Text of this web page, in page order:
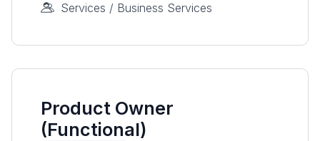
Services / Business Services
Product Owner
(Functional)